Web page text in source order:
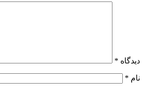
دیدگاه *
نام *